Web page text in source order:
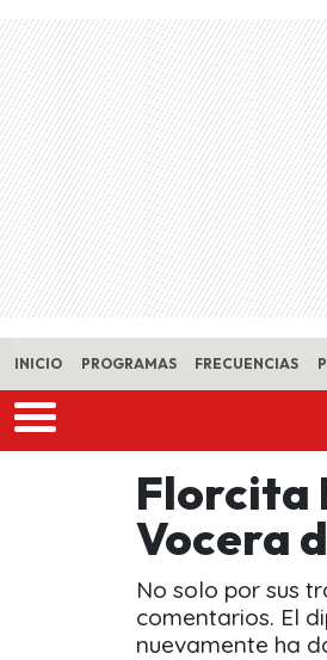
Skip to main content
INICIO PROGRAMAS FRECUENCIAS
Florcita
Vocera
No solo por sus
comentarios. El
nuevamente ha